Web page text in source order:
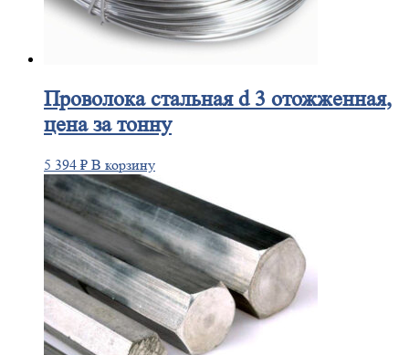
Проволокастальная d 3 отожженная,
цена за тонну
5 394 ₽ В корзину